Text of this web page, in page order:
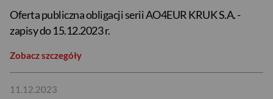
Oferta publiczna obligacji serii AO4EUR KRUK S.A. -
zapisy do 15.12.2023 r.
Zobacz szczegóły
11.12.2023